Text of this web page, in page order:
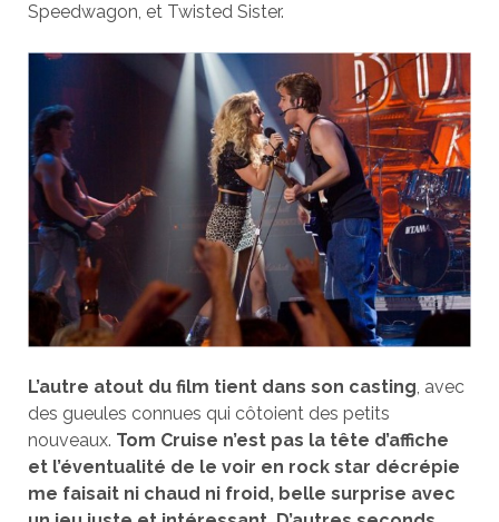
Speedwagon, et Twisted Sister.
L’autre atout du film tient dans son casting, avec
des gueules connues qui côtoient des petits
nouveaux. Tom Cruise n’est pas la tête d’affiche
et l’éventualité de le voir en rock star décrépie
me faisait ni chaud ni froid, belle surprise avec